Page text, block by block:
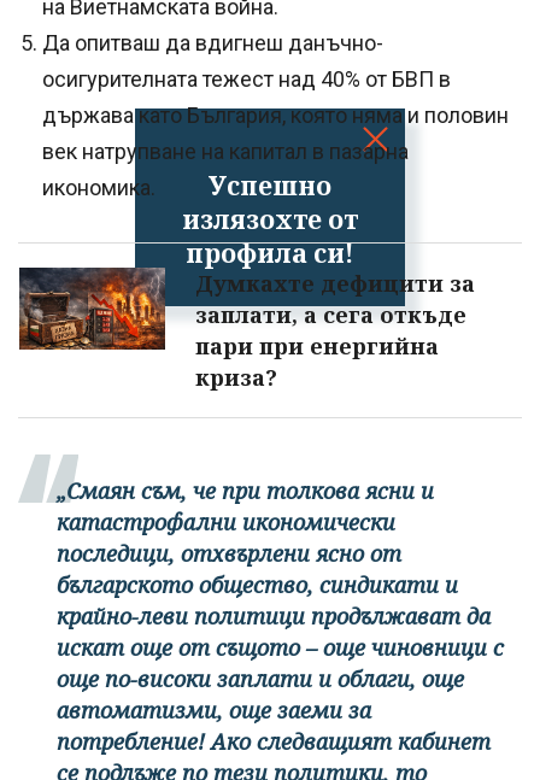
Успешно
излязохте от
профила си!
на Виетнамската война.
Да опитваш да вдигнеш данъчно-
осигурителната тежест над 40% от БВП в
държава като България, която няма и половин
век натрупване на капитал в пазарна
икономика.
Думкахте дефицити за
заплати, а сега откъде
пари при енергийна
криза?
„Смаян съм, че при толкова ясни и
катастрофални икономически
последици, отхвърлени ясно от
българското общество, синдикати и
крайно-леви политици продължават да
искат още от същото – още чиновници с
още по-високи заплати и облаги, още
автоматизми, още заеми за
потребление! Ако следващият кабинет
се подлъже по тези политики, то